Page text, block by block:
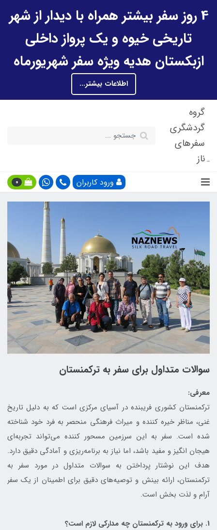
4 روز سفر بیشتر همراه با دیدار از شهر
تاریخی خیوه و یک پرواز داخلی
ازبکستان هدیه ویژه سفر شهریورماه
اطلاعات بیشتر...
گروه
گردشگری
سفرهای
ناز
ورود کاربران 0
سوالات متداول برای سفر به ترکمنستان
معرفی:
ترکمنستان کشوری فریبنده در آسیای مرکزی است که به دلیل تاریخ
غنی، مناظر خیره کننده و میراث فرهنگی منحصر به فرد خود شناخته
شده است. سفر به این سرزمین مسحور کننده می‌تواند تجربه‌ای
هیجان انگیز و مفید باشد، اما نیاز به برنامه‌ریزی و آمادگی دقیق دارد.
هدف این نوشتار پرداختن به سوالات متداول در مورد سفر به
ترکمنستان، ارائه بینش و توصیه‌های دقیق برای اطمینان از یک سفر
آرام و لذت بخش است.
1. برای ورود به ترکمنستان چه مدارکی لازم است؟